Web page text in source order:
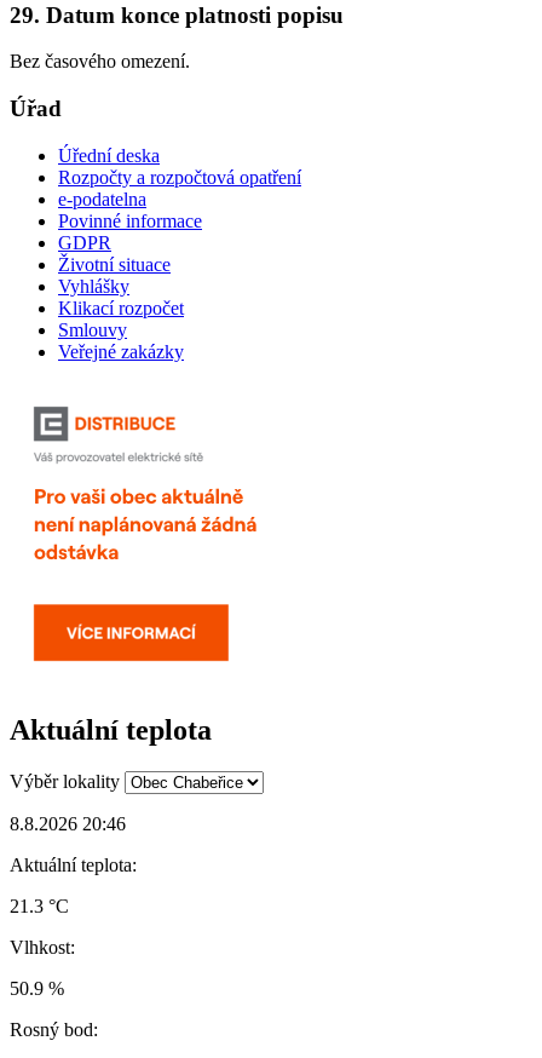
29. Datum konce platnosti popisu
Bez časového omezení.
Úřad
Úřední deska
Rozpočty a rozpočtová opatření
e-podatelna
Povinné informace
GDPR
Životní situace
Vyhlášky
Klikací rozpočet
Smlouvy
Veřejné zakázky
Aktuální teplota
Výběr lokality
8.8.2026 20:46
Aktuální teplota:
21.3 °C
Vlhkost:
50.9 %
Rosný bod: